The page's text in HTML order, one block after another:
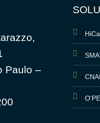
Paulo –